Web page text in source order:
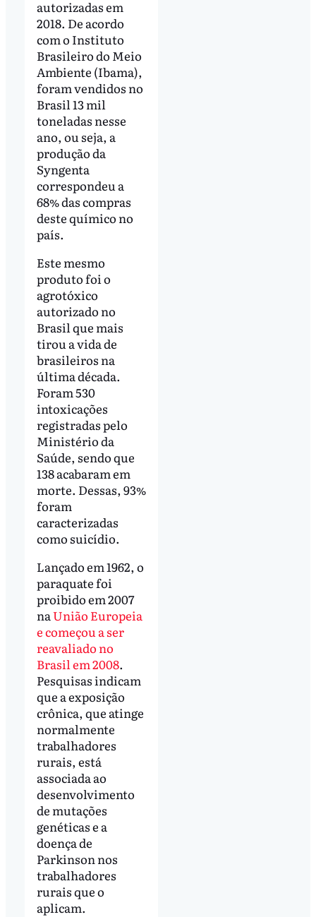
autorizadas em
2018. De acordo
com o Instituto
Brasileiro do Meio
Ambiente (Ibama),
foram vendidos no
Brasil 13 mil
toneladas nesse
ano, ou seja, a
produção da
Syngenta
correspondeu a
68% das compras
deste químico no
país.
Este mesmo
produto foi o
agrotóxico
autorizado no
Brasil que mais
tirou a vida de
brasileiros na
última década.
Foram 530
intoxicações
registradas pelo
Ministério da
Saúde, sendo que
138 acabaram em
morte. Dessas, 93%
foram
caracterizadas
como suicídio.
Lançado em 1962, o
paraquate foi
proibido em 2007
naUnião Europeia
e começou a ser
reavaliado no
Brasil em 2008.
Pesquisas indicam
que a exposição
crônica, que atinge
normalmente
trabalhadores
rurais, está
associada ao
desenvolvimento
de mutações
genéticas e a
doença de
Parkinson nos
trabalhadores
rurais que o
aplicam.